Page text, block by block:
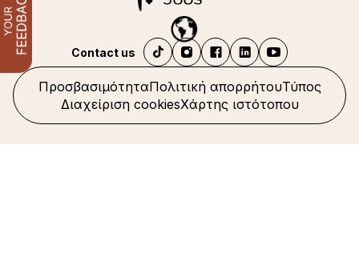
ΠροσβασιμότηταΠολιτική απορρήτουΤύπος
Διαχείριση cookiesΧάρτης ιστότοπου
Contact us